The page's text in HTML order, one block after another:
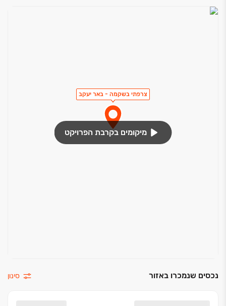
צרפתי בשקמה - באר יעקב
מיקומים בקרבת הפרויקט
נכסים שנמכרו באזור סינון